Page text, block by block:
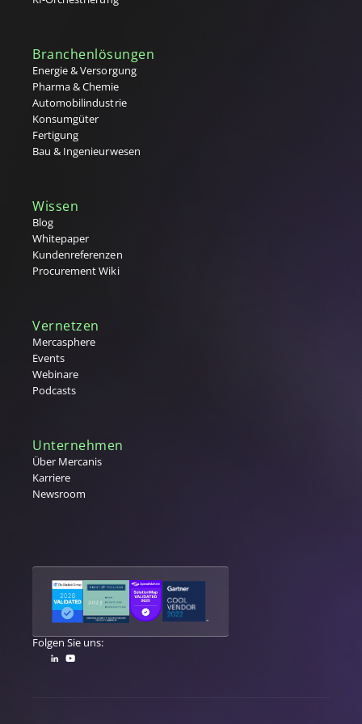
Rahmenvereinbarung
Rahmenvertrag (MSA)
RFx-Prozesse (RFI, RFQ, RFP)
S
Single Sourcing
Source to Contract (S2C)
Strategischer Einkauf
Supplier Lifecycle Management (SLM)
Supplier Relationship Management (SRM)
T
U
V
Vergabe
Warengruppe
Warengruppenmanagement
Warenwirtschaftssystem (WaWi)
X
Z
Branchenlösungen
Energie & Versorgung
Pharma & Chemie
Automobilindustrie
Konsumgüter
Fertigung
Bau & Ingenieurwesen
Wissen
Blog
Whitepaper
Kundenreferenzen
Procurement Wiki
Vernetzen
Mercasphere
Events
Webinare
Podcasts
Unternehmen
Über Mercanis
Karriere
Newsroom
Folgen Sie uns: